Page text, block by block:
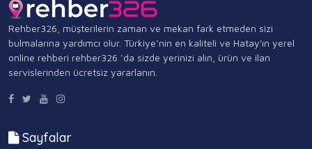
Rehber326, müşterilerin zaman ve mekan fark etmeden sizi
bulmalarına yardımcı olur. Türkiye’nin en kaliteli ve Hatay'ın yerel
online rehberi rehber326 ‘da sizde yerinizi alın, ürün ve ilan
servislerinden ücretsiz yararlanın.
Sayfalar